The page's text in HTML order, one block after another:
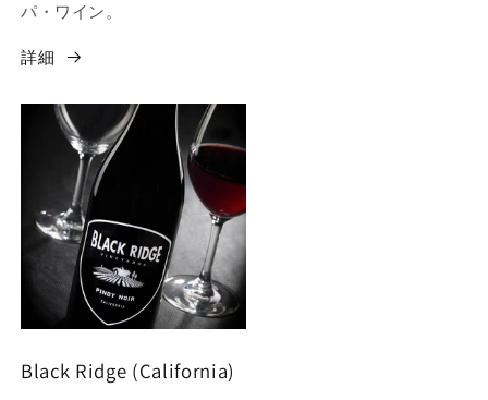
パ・ワイン。
詳細
Black Ridge (California)